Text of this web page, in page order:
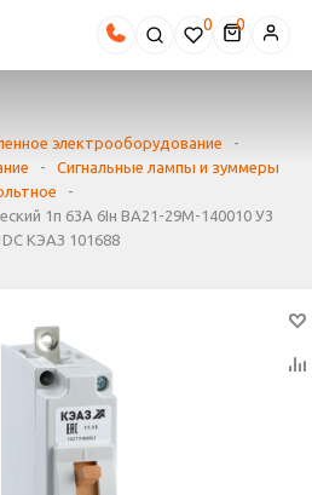
0
электрооборудование
-
-
Сигнальные лампы и зуммеры
-
1п 63А 6Iн ВА21-29М-140010 У3
DC КЭАЗ 101688